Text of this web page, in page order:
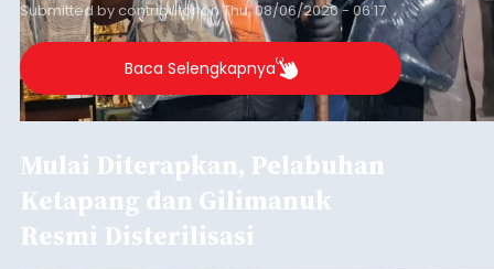
Submitted bycontributoronThu, 08/06/2026 - 06:17
Baca Selengkapnya
Mulai Diterapkan, Pelabuhan
Ketapang dan Gilimanuk
Resmi Disterilisasi